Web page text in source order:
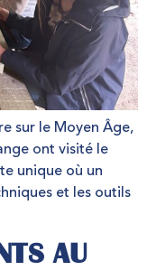
sur le Moyen Âge,
ont visité le
unique où un
et les outils
AU